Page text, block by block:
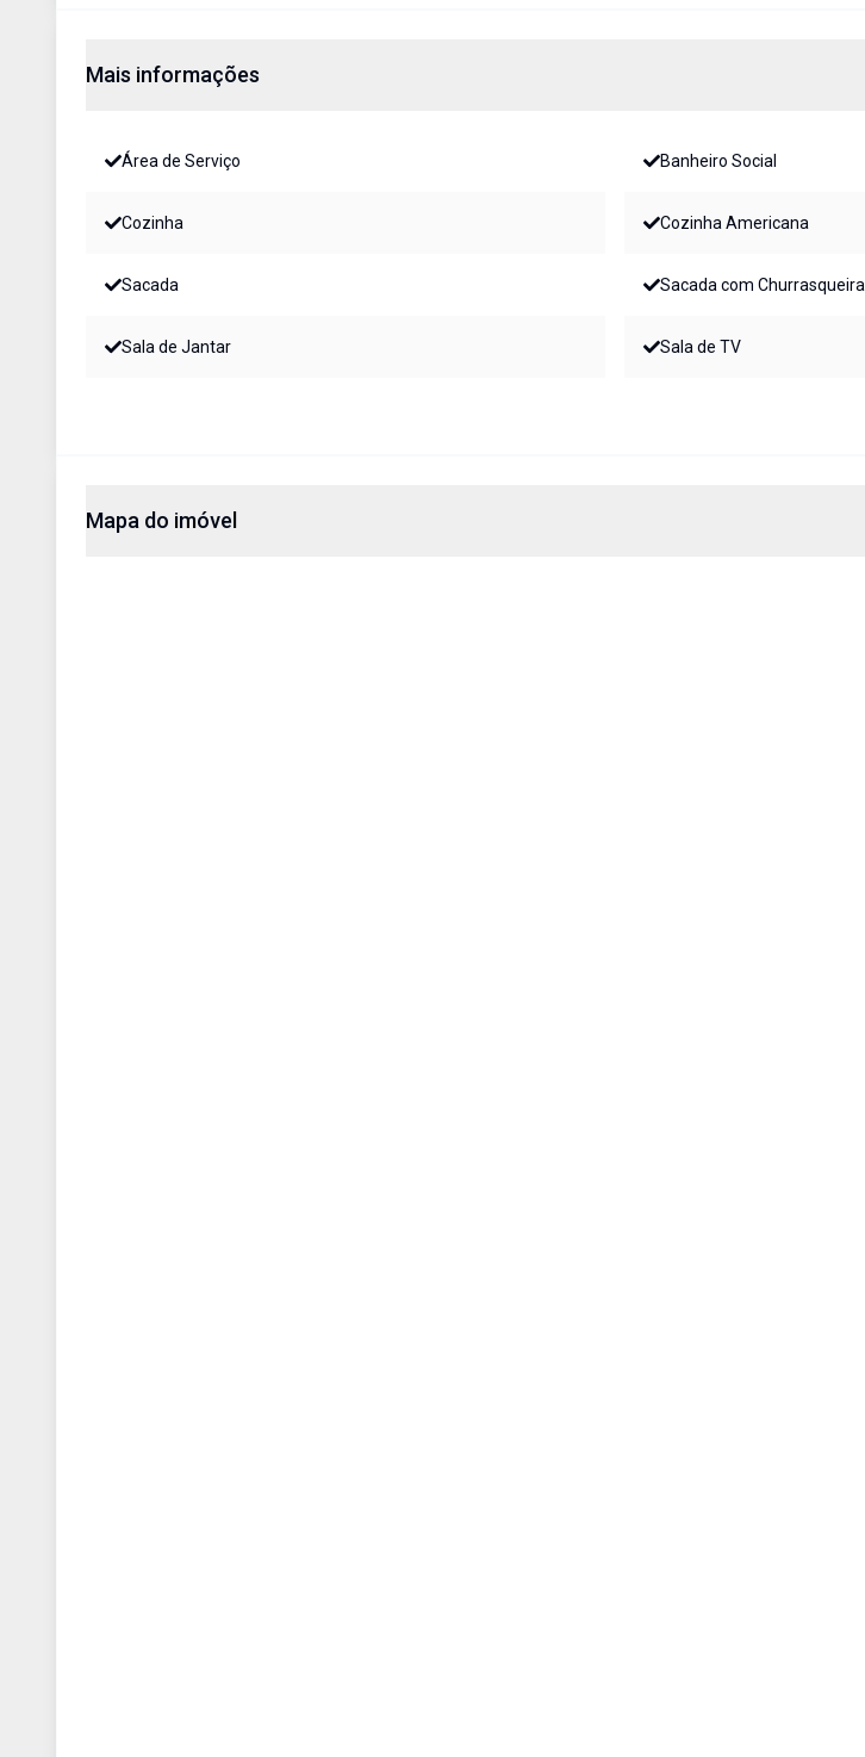
Mais informações
Área de Serviço Banheiro Social
Cozinha Cozinha Americana
Sacada Sacada com Churrasqueira
Sala de Jantar Sala de TV
Mapa do imóvel